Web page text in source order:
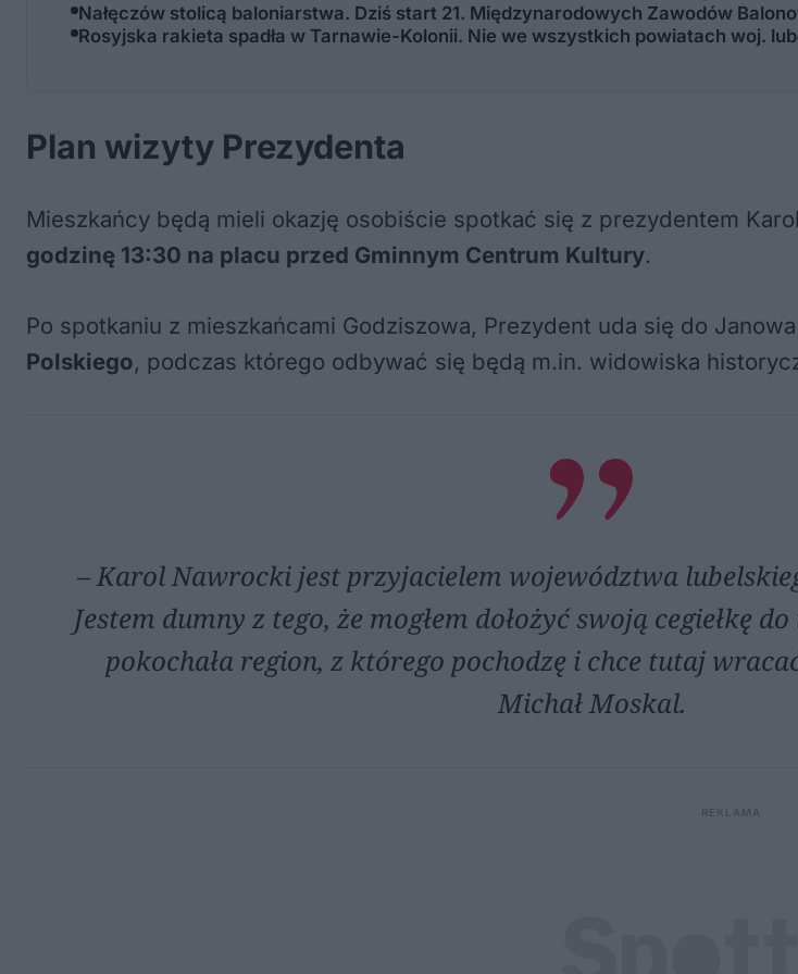
Nałęczów stolicą baloniarstwa. Dziś start 21. Międzynarodowych Zawodów
Rosyjska rakieta spadła w Tarnawie-Kolonii. Nie we wszystkich powiatach woj.
Plan wizyty Prezydenta
Mieszkańcy będą mieli okazję osobiście spotkać się z prezydentem
godzinę 13:30 na placu przed Gminnym Centrum Kultury.
Po spotkaniu z mieszkańcami Godziszowa, Prezydent uda się do
Polskiego, podczas którego odbywać się będą m.in. widowiska
– Karol Nawrocki jest przyjacielem województwa
Jestem dumny z tego, że mogłem dołożyć swoją cegiełkę
pokochała region, z którego pochodzę i chce tutaj
Michał Moskal.